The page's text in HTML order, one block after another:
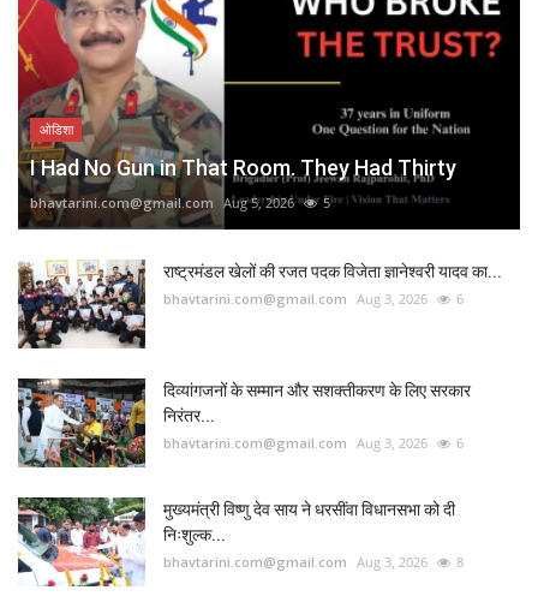
ओडिशा
I Had No Gun in That Room. They Had Thirty
bhavtarini.com@gmail.com Aug 5, 2026 5
राष्ट्रमंडल खेलों की रजत पदक विजेता ज्ञानेश्वरी यादव का...
bhavtarini.com@gmail.com Aug 3, 2026 6
दिव्यांगजनों के सम्मान और सशक्तीकरण के लिए सरकार
निरंतर...
bhavtarini.com@gmail.com Aug 3, 2026 6
मुख्यमंत्री विष्णु देव साय ने धरसींवा विधानसभा को दी
निःशुल्क...
bhavtarini.com@gmail.com Aug 3, 2026 8